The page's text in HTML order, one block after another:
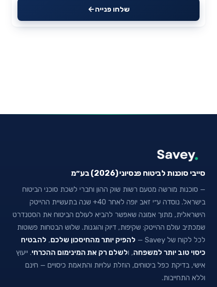
שלחו פנייה
סייבי סוכנות לביטוח פנסיוני (2026) בע״מ
— סוכנות מורשה מטעם רשות שוק ההון וחברי לשכת סוכני הביטוח
בישראל. נוסדה ע״י זאב יופה לאחר 40+ שנה בתעשיית ההייטק
הישראלית, מתוך אמונה שאפשר להביא לעולם הביטוח את הסטנדרט
שמכתיב עולם ההייטק: שקיפות, דיוק והוגנות. שלוש הבטחות פשוטות
לכל לקוח של Savey —
להפיק יותר מהחיסכון שלכם, להבטיח
כיסוי טוב יותר למשפחה, ולשלם רק את המינימום ההכרחי. ייעוץ
אישי, בדיקת כפל ביטוחים, הוזלת עלויות והתאמת כיסויים — חינם
וללא התחייבות.